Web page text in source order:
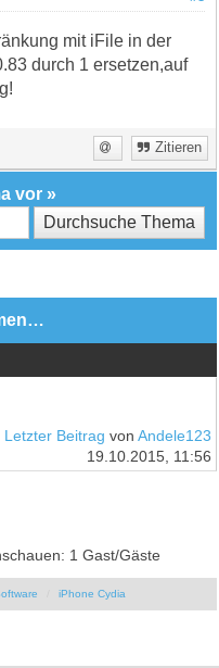
mit iFile in der
durch 1 ersetzen,auf
Zitieren
vor »
Letzter Beitrag von Andele123
19.10.2015, 11:56
1 Gast/Gäste
iPhone Cydia